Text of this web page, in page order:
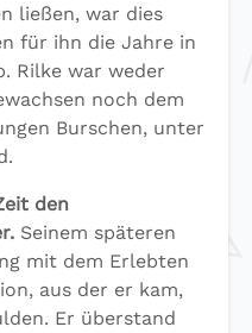
ließen, war dies
für ihn die Jahre in
Rilke war weder
noch dem
Burschen, unter
den
Seinem späteren
mit dem Erlebten
aus der er kam,
Er überstand